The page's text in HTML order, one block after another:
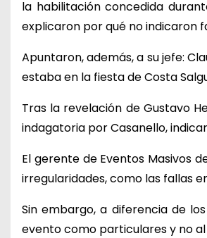
la habilitación concedida
explicaron por qué no indicaron
Apuntaron, además, a su jefe:
estaba en la fiesta de Costa
Tras la revelación de Gustavo
indagatoria por Casanello,
El gerente de Eventos Masivos
irregularidades, como las fallas
Sin embargo, a diferencia de
evento como particulares y no